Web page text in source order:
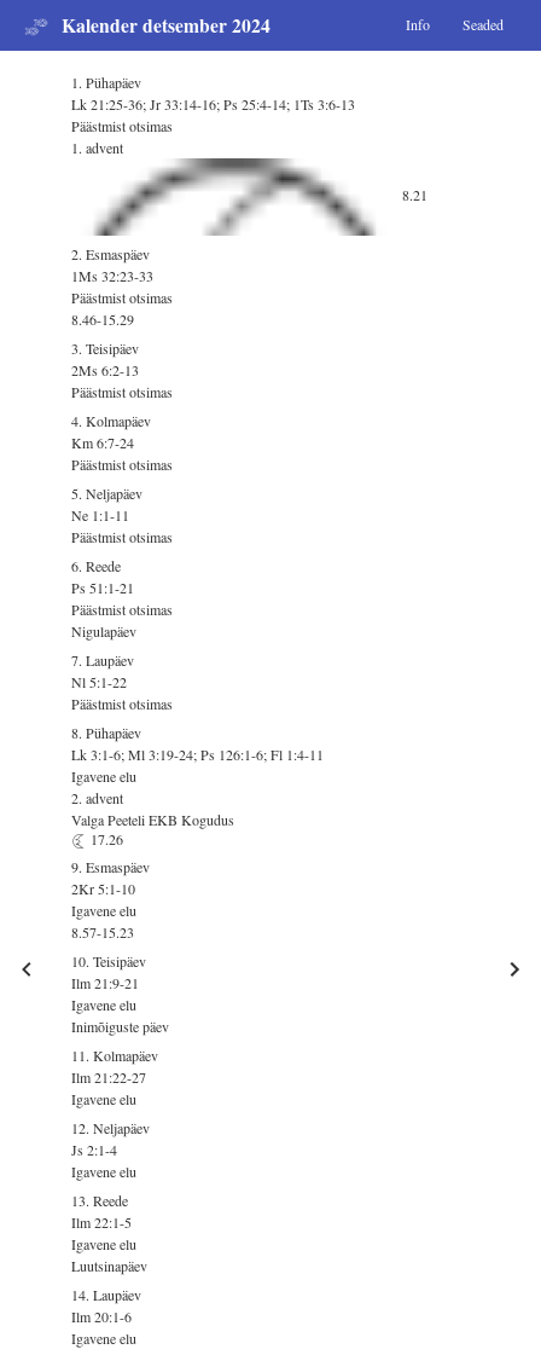
Kalender detsember 2024 Info Seaded
1. Pühapäev
Lk 21:25-36; Jr 33:14-16; Ps 25:4-14; 1Ts 3:6-13
Päästmist otsimas
1. advent
8.21
2. Esmaspäev
1Ms 32:23-33
Päästmist otsimas
8.46-15.29
3. Teisipäev
2Ms 6:2-13
Päästmist otsimas
4. Kolmapäev
Km 6:7-24
Päästmist otsimas
5. Neljapäev
Ne 1:1-11
Päästmist otsimas
6. Reede
Ps 51:1-21
Päästmist otsimas
Nigulapäev
7. Laupäev
Nl 5:1-22
Päästmist otsimas
8. Pühapäev
Lk 3:1-6; Ml 3:19-24; Ps 126:1-6; Fl 1:4-11
Igavene elu
2. advent
Valga Peeteli EKB Kogudus
17.26
9. Esmaspäev
2Kr 5:1-10
Igavene elu
8.57-15.23
10. Teisipäev
Ilm 21:9-21
Igavene elu
Inimõiguste päev
11. Kolmapäev
Ilm 21:22-27
Igavene elu
12. Neljapäev
Js 2:1-4
Igavene elu
13. Reede
Ilm 22:1-5
Igavene elu
Luutsinapäev
14. Laupäev
Ilm 20:1-6
Igavene elu